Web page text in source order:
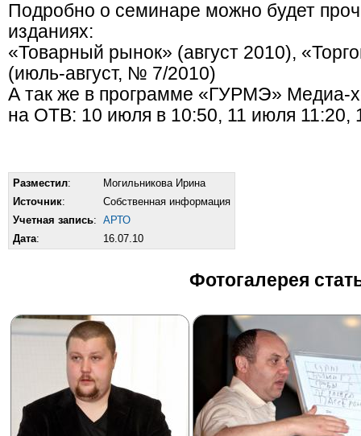
Подробно о семинаре можно будет
изданиях:
«Товарный рынок» (август 2010),
(июль-август, № 7/2010)
А так же в программе «ГУРМЭ» Медиа-
на ОТВ: 10 июля в 10:50, 11 июля 11:20,
Разместил:
Могильникова Ирина
Источник:
Собственная информация
Учетная запись: АРТО
Дата: 16.07.10
Фотогалерея